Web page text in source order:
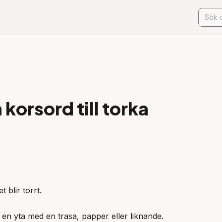
korsord tilltorka
blir torrt.
yta med en trasa, papper eller liknande.